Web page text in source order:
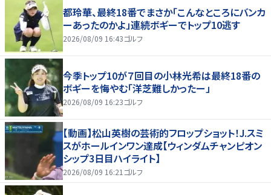
都玲華、最終18番でまさか「こんなところにバンカ
ーあったのかよ」連続ボギーでトップ10逃す
2026/08/09 16:43ゴルフ
今季トップ10が７回目の小林光希は最終18番の
ボギーを悔やむ「洋芝難しかったー」
2026/08/09 16:23ゴルフ
【動画】松山英樹の芸術的フロップショット！J.スミ
スがホールインワン達成【ウィンダムチャンピオン
シップ3日目ハイライト】
2026/08/09 16:21 ゴルフ